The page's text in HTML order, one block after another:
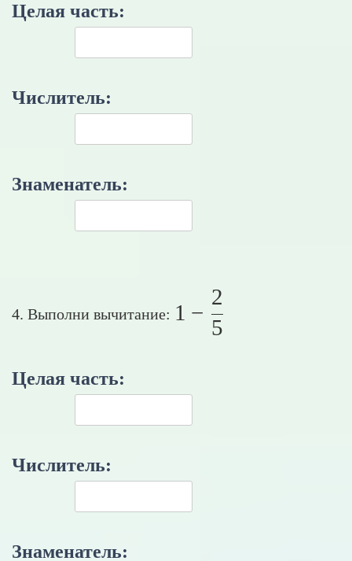
Целая часть:
Числитель:
Знаменатель:
4. Выполни вычитание: 1 - \frac{2}{5}
1 −
5
2
Целая часть:
Числитель:
Знаменатель: